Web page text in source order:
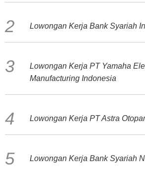
Lowongan Kerja Bank Syariah
Lowongan Kerja PT Yamaha
Manufacturing Indonesia
Lowongan Kerja PT Astra
Lowongan Kerja Bank Syariah